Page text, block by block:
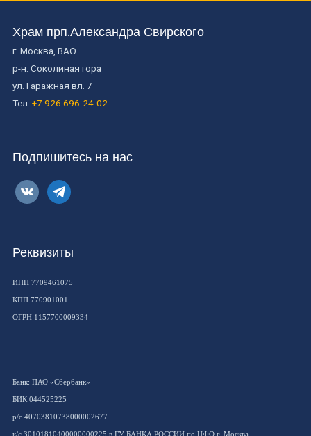
Храм прп.Александра Свирского
г. Москва, ВАО
р-н. Соколиная гора
ул. Гаражная вл. 7
Тел. +7 926 696-24-02
Подпишитесь на нас
vkontaktetelegram
Реквизиты
ИНН 7709461075
КПП 770901001
ОГРН 1157700009334
Банк: ПАО «Сбербанк»
БИК 044525225
р/с 40703810738000002677
к/с 30101810400000000225 в ГУ БАНКА РОССИИ по ЦФО г. Москва